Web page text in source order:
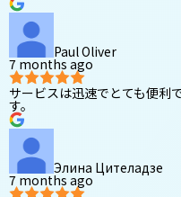
Paul Oliver
7 months ago
サービスは迅速でとても便利
す。
Элина Цителадзе
7 months ago